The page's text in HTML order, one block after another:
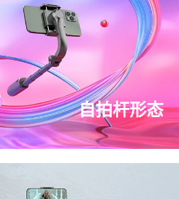
自拍杆形态